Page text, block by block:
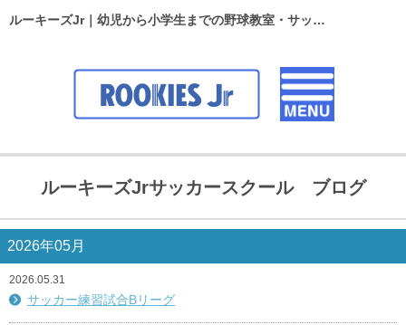
ルーキーズJr｜幼児から小学生までの野球教室・サッカースクール
ルーキーズJrサッカースクール ブログ
2026年05月
2026.05.31
サッカー練習試合Bリーグ